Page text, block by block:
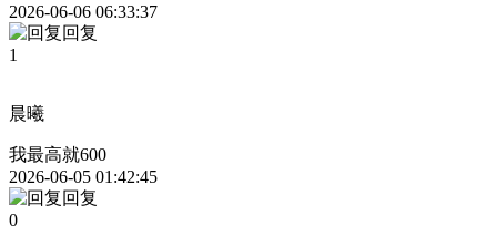
2026-06-06 06:33:37
回复
1
晨曦
我最高就600
2026-06-05 01:42:45
回复
0